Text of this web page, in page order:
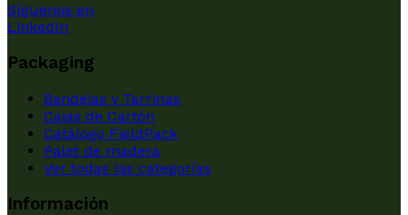
Síguenos en
LinkedIn
Packaging
Bandejas y Tarrinas
Cajas de Cartón
Catálogo FieldPack
Palet de madera
Ver todas las categorías
Información